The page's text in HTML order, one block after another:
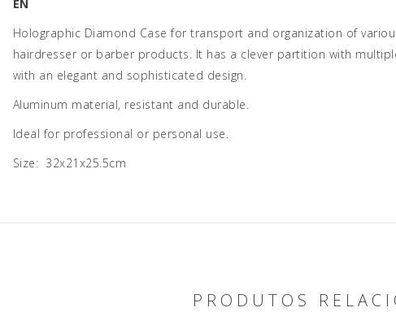
EN
Holographic Diamond Case for transport and organization of
hairdresser or barber products. It has a clever partition with
with an elegant and sophisticated design.
Aluminum material, resistant and durable.
Ideal for professional or personal use.
Size: 32x21x25.5cm
PRODUTOS